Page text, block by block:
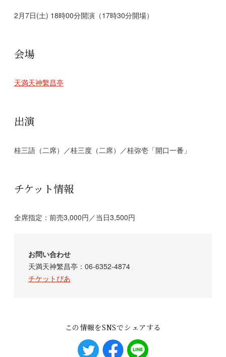
2月7日(土) 18時00分開演（17時30分開場）
会場
天満天神繫昌亭
出演
桂三語（二席）／桂三度（二席）／桂弥壱「開口一番」
チケット情報
全席指定：前売3,000円／当日3,500円
お問い合わせ
天満天神繁昌亭：06-6352-4874
チケットぴあ
この情報をSNSでシェアする